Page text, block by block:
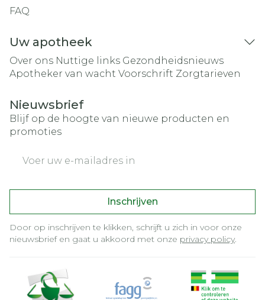
FAQ
Uw apotheek
Over ons Nuttige links Gezondheidsnieuws
Apotheker van wacht Voorschrift Zorgtarieven
Nieuwsbrief
Blijf op de hoogte van nieuwe producten en
promoties
Inschrijven
Door op inschrijven te klikken, schrijft u zich in voor onze
nieuwsbrief en gaat u akkoord met onze privacy policy.